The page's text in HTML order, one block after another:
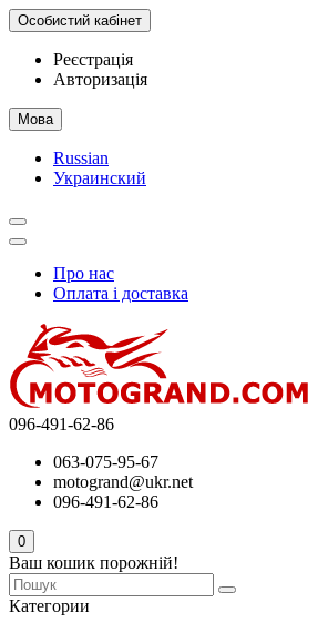
Особистий кабінет
Реєстрація
Авторизація
Мова
Russian
Украинский
Про нас
Оплата і доставка
096-491-62-86
063-075-95-67
motogrand@ukr.net
096-491-62-86
0
Ваш кошик порожній!
Категории